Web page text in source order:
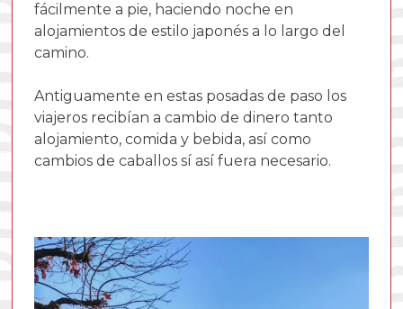
fácilmente a pie, haciendo noche en
alojamientos de estilo japonés a lo largo del
camino.
Antiguamente en estas posadas de paso los
viajeros recibían a cambio de dinero tanto
alojamiento, comida y bebida, así como
cambios de caballos sí así fuera necesario.